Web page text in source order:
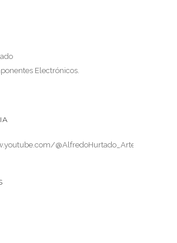
Electrónicos.
@AlfredoHurtado_ArteElectronica